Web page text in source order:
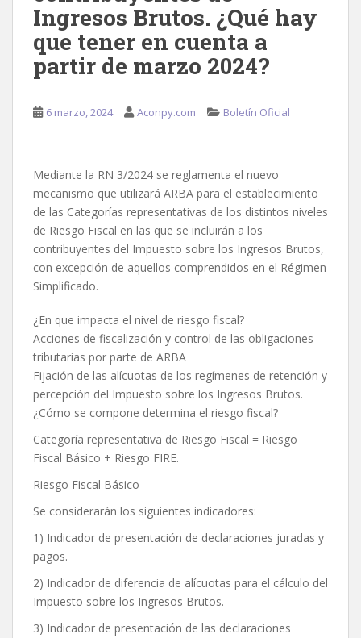
Ingresos Brutos. ¿Qué hay
que tener en cuenta a
partir de marzo 2024?
6 marzo, 2024 Aconpy.com Boletín Oficial
Mediante la RN 3/2024 se reglamenta el nuevo
mecanismo que utilizará ARBA para el establecimiento
de las Categorías representativas de los distintos niveles
de Riesgo Fiscal en las que se incluirán a los
contribuyentes del Impuesto sobre los Ingresos Brutos,
con excepción de aquellos comprendidos en el Régimen
Simplificado.
¿En que impacta el nivel de riesgo fiscal?
Acciones de fiscalización y control de las obligaciones
tributarias por parte de ARBA
Fijación de las alícuotas de los regímenes de retención y
percepción del Impuesto sobre los Ingresos Brutos.
¿Cómo se compone determina el riesgo fiscal?
Categoría representativa de Riesgo Fiscal = Riesgo
Fiscal Básico + Riesgo FIRE.
Riesgo Fiscal Básico
Se considerarán los siguientes indicadores:
1) Indicador de presentación de declaraciones juradas y
pagos.
2) Indicador de diferencia de alícuotas para el cálculo del
Impuesto sobre los Ingresos Brutos.
3) Indicador de presentación de las declaraciones